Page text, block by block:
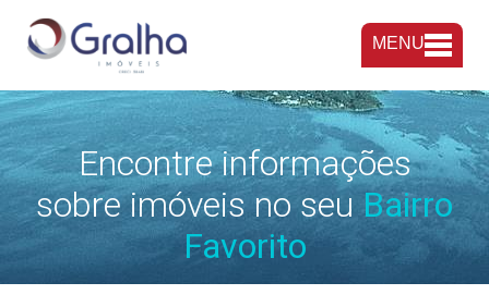
MENU
Encontre informações
sobre imóveis no seu Bairro
Favorito